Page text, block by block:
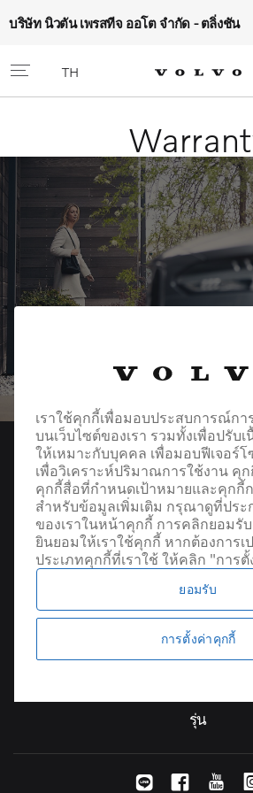
บริษัท นิวตัน เพรสทีจ ออโต จำกัด - ตลิ่งชัน
TH
Volvo Selekt
ค้นหาผู้จัดจำหน่าย
รุ่น
เราใช้คุกกี้เพื่อมอบประสบการณ์ก
บนเว็บไซต์ของเรา รวมทั้งเพื่อปรั
ให้เหมาะกับบุคคล เพื่อมอบฟีเจอร์โ
เพื่อวิเคราะห์ปริมาณการใช้งาน คุ
คุกกี้สื่อที่กำหนดเป้าหมายและคุกกี้
สำหรับข้อมูลเพิ่มเติม กรุณาดูที่ประ
ของเราในหน้าคุกกี้ การคลิกยอมรั
ยินยอมให้เราใช้คุกกี้ หากต้องการเ
ประเภทคุกกี้ที่เราใช้ ให้คลิก "การ
ยอมรับ
การตั้งค่าคุกกี้